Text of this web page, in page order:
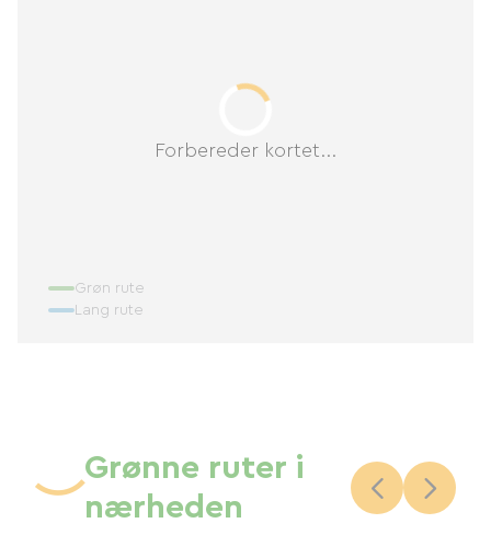
Forbereder kortet...
Grøn rute
Lang rute
Grønne ruter i
nærheden